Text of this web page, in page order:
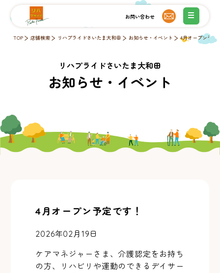
TOP 店舗検索 リハプライドさいたま大和田 お知らせ・イベント 4月オープン予定
リハプライドさいたま大和田
お知らせ・イベント
4月オープン予定です！
2026年02月19日
ケアマネジャーさま、介護認定をお持ち
の方、リハビリや運動のできるデイサー